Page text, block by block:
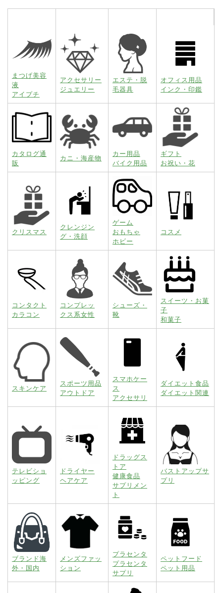
まつげ美容
液
アイプチ
アクセサリー
ジュエリー
エステ・脱
毛器具
オフィス用品
インク・印鑑
カタログ通
販
カニ・海産物
カー用品
バイク用品
ギフト
お祝い・花
クリスマス
クレンジン
グ・洗顔
ゲーム
おもちゃ
ホビー
コスメ
コンタクト
カラコン
コンプレッ
クス系女性
シューズ・
靴
スイーツ・お菓
子
和菓子
スキンケア
スポーツ用品
アウトドア
スマホケー
ス
アクセサリ
ダイエット食品
ダイエット関連
テレビショ
ッピング
ドライヤー
ヘアケア
ドラッグス
トア
健康食品
サプリメン
ト
バストアップサ
プリ
ブランド海
外・国内
メンズファッ
ション
プラセンタ
プラセンタ
サプリ
ペットフード
ペット用品